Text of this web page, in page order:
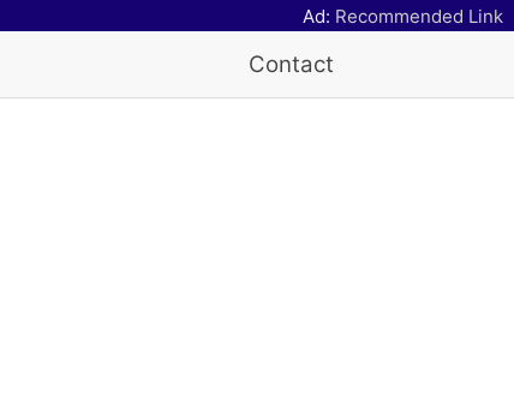
Ad: Recommended Link
Contact